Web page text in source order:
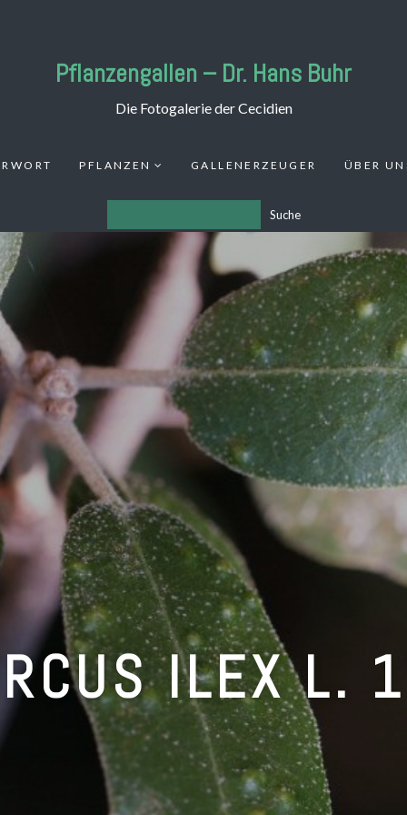
Pflanzengallen – Dr. Hans Buhr
Die Fotogalerie der Cecidien
PFLANZEN GALLENERZEUGER ÜBER
Suche
ILEX L.